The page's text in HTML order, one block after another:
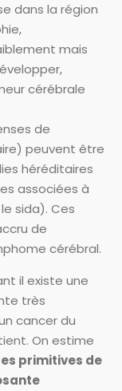
dans la région
mais
cérébrale
de
peuvent être
héréditaires
associées à
sida). Ces
de
cérébral.
il existe une
très
cancer du
On estime
primitives de